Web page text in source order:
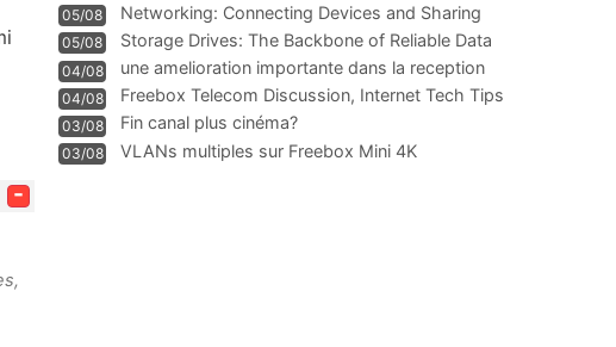
-
05/08
Networking: Connecting Devices and Sharing
Information
05/08
Storage Drives: The Backbone of Reliable Data
Management
04/08
une amelioration importante dans la reception
WIFI
04/08
Freebox Telecom Discussion, Internet Tech Tips
Communi
03/08 Fin canal plus cinéma?
03/08 VLANs multiples sur Freebox Mini 4K